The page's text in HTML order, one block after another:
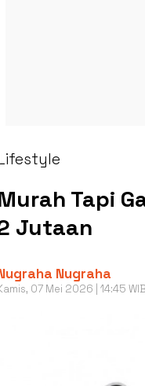
Tapi
Jutaan
Nugraha
07 Mei 2026 | 14:45 WIB